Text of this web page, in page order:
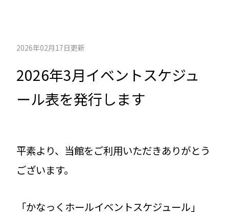
2026年02月17日更新
2026年3月イベントスケジュ
ール表を発行します
平素より、当館をご利用いただきありがとう
ございます。
「かなっくホールイベントスケジュール」